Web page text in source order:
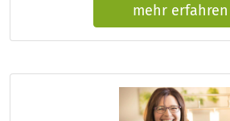
mehr erfahren